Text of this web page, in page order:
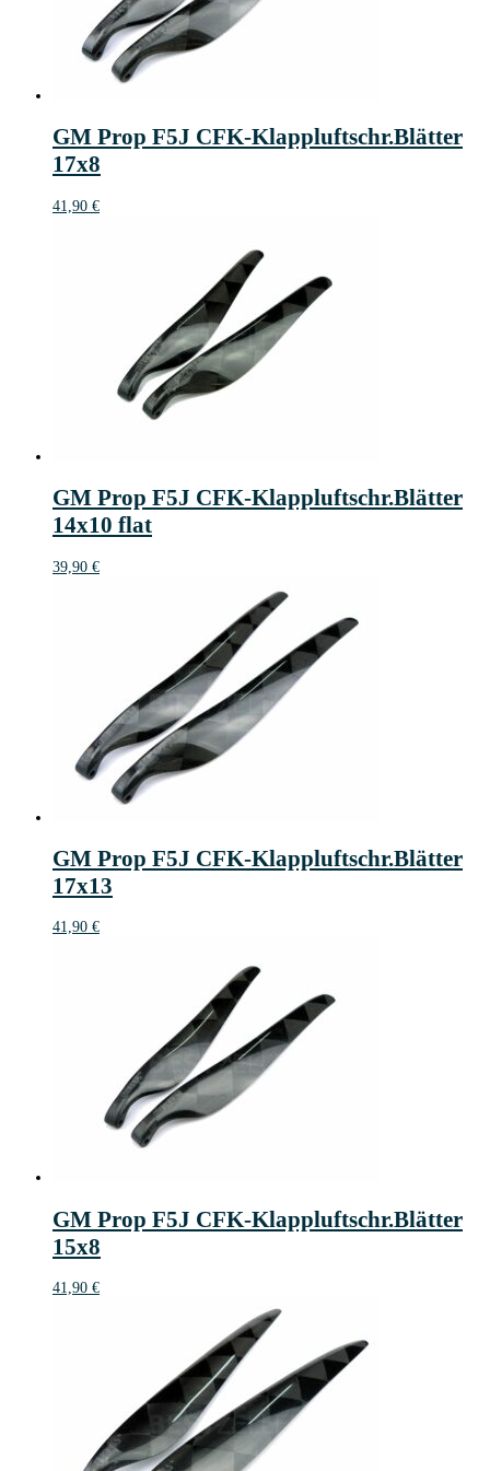
GM Prop F5J CFK-Klappluftschr.Blätter
17x8
41,90 €
GM Prop F5J CFK-Klappluftschr.Blätter
14x10 flat
39,90 €
GM Prop F5J CFK-Klappluftschr.Blätter
17x13
41,90 €
GM Prop F5J CFK-Klappluftschr.Blätter
15x8
41,90 €